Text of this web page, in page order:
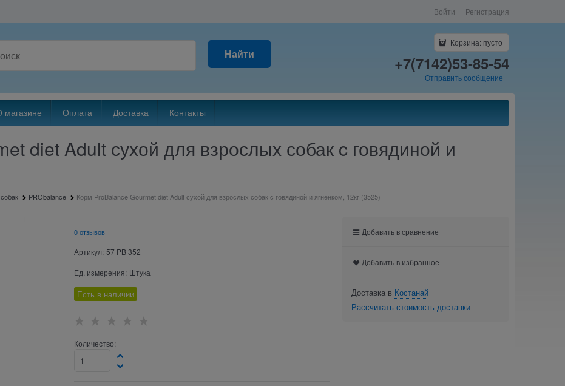
Войти Регистрация
Найти
Корзина: пусто
+7(7142)53-85-54
Отправить сообщение
магазине Оплата Доставка Контакты
diet Adult сухой для взрослых собак c говядиной и
PRObalance Корм ProBalance Gourmet diet Adult сухой для взрослых собак c говядиной и ягненком, 12кг (3525)
0 отзывов
Артикул: 57 PB 352
Ед. измерения: Штука
Есть в наличии
Количество:
Добавить в сравнение
Добавить в избранное
Доставка в Костанай
Рассчитать стоимость доставки